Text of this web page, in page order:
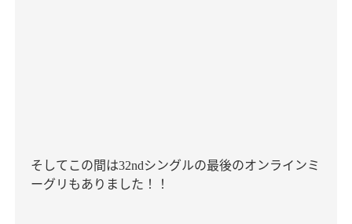
そしてこの間は32ndシングルの最後のオンラインミ
ーグリもありました！！